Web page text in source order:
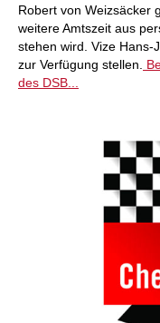
Robert von Weizsäcker
weitere Amtszeit aus
stehen wird. Vize Hans-
zur Verfügung stellen.
des DSB...